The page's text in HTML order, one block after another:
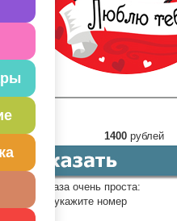
1400 рублей
заказа очень проста:
письма укажите номер